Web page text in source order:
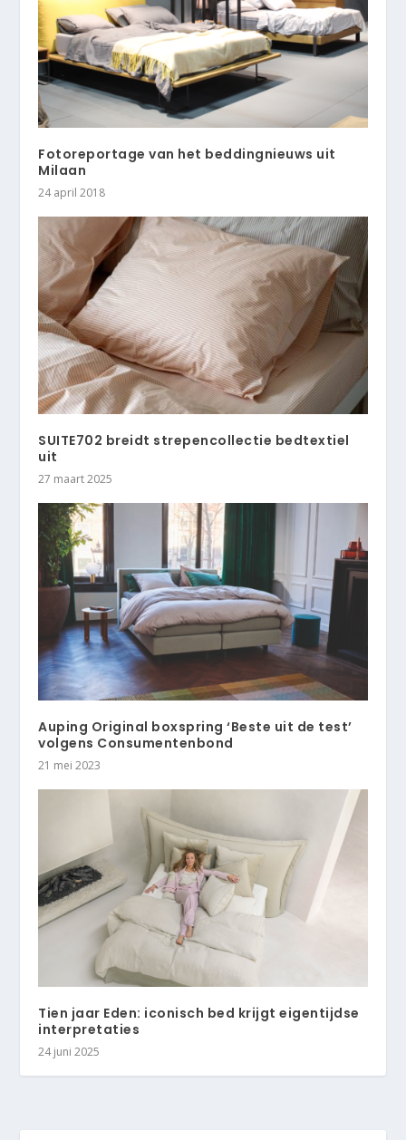
Fotoreportage van het beddingnieuws uit
Milaan
24 april 2018
SUITE702 breidt strepencollectie bedtextiel
uit
27 maart 2025
Auping Original boxspring ‘Beste uit de test’
volgens Consumentenbond
21 mei 2023
Tien jaar Eden: iconisch bed krijgt eigentijdse
interpretaties
24 juni 2025